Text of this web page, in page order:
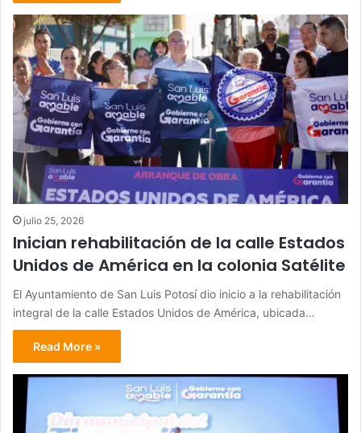
julio 25, 2026
Inician rehabilitación de la calle Estados
Unidos de América en la colonia Satélite
El Ayuntamiento de San Luis Potosí dio inicio a la rehabilitación
integral de la calle Estados Unidos de América, ubicada…
Read More »